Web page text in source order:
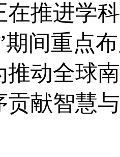
在推进学
期间重点
推动全球
贡献智慧